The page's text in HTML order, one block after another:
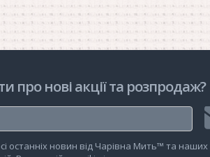
про нові акції та розпродаж?
останніх новин від Чарівна Мить™ та наших